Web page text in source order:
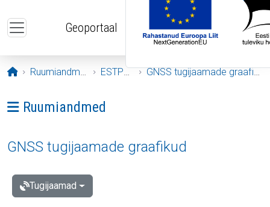
Geoportaal
Avaleht
Ruumiandmed ESTPOS GNSS tugijaamade graafikud
Ava menüü: Ruumiandmed
Ruumiandmed
GNSS tugijaamade graafikud
Tugijaamad